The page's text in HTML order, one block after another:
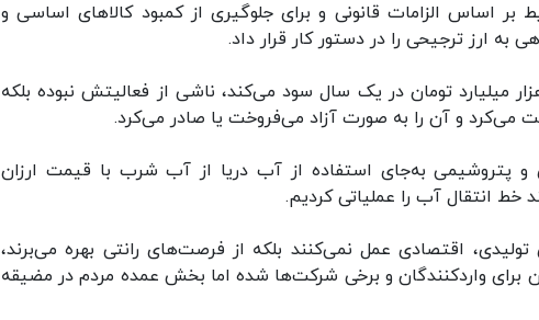
اساس الزامات قانونی و برای جلوگیری از کمبود کالاهای اساسی و
به ارز ترجیحی را در دستور کار قرار داد.
افزود: اینکه در بخش تولید، یک شرکت ۵۰ هزار میلیارد تومان در یک سال سود می‌کند، ناشی از فعالیتش‌ نبوده بلکه
می‌کرد و آن را به صورت آزاد می‌فروخت یا صادر می‌کرد.
و پتروشیمی به‌جای استفاده از آب دریا از آب شرب با قیمت ارزان
خط انتقال آب را عملیاتی کردیم.
اقتصادی عمل نمی‌کنند بلکه از فرصت‌های رانتی بهره می‌برند،
برای واردکنندگان‌ و برخی شرکت‌ها شده اما بخش عمده مردم در مضیقه